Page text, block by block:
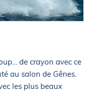
de crayon avec ce
au salon de Gênes.
les plus beaux